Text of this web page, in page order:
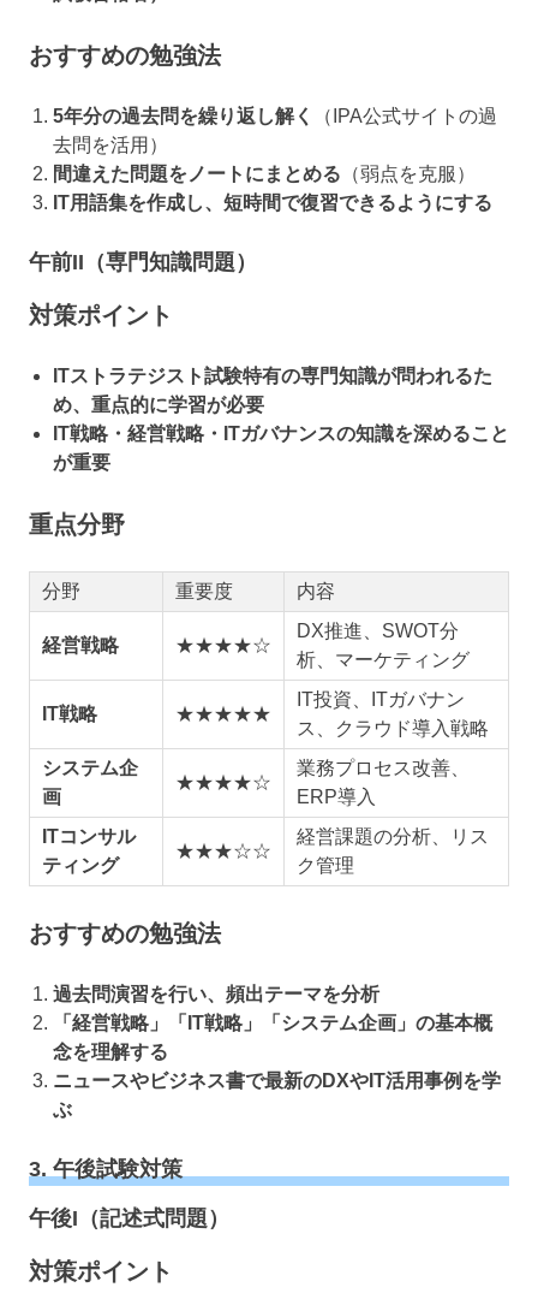
おすすめの勉強法
5年分の過去問を繰り返し解く
（IPA公式サイトの過
去問を活用）
間違えた問題をノートにまとめる （弱点を克服）
IT用語集を作成し、短時間で復習できるようにする
午前II（専門知識問題）
対策ポイント
ITストラテジスト試験特有の専門知識が問われるた
め、重点的に学習が必要
IT戦略・経営戦略・ITガバナンスの知識を深めること
が重要
重点分野
分野 重要度 内容
経営戦略 ★★★★☆
DX推進、SWOT分
析、マーケティング
IT戦略 ★★★★★
IT投資、ITガバナン
ス、クラウド導入戦略
システム企
画
★★★★☆
業務プロセス改善、
ERP導入
ITコンサル
ティング
★★★☆☆
経営課題の分析、リス
ク管理
おすすめの勉強法
過去問演習を行い、頻出テーマを分析
「経営戦略」「IT戦略」「システム企画」の基本概
念を理解する
ニュースやビジネス書で最新のDXやIT活用事例を学
ぶ
3. 午後試験対策
午後I（記述式問題）
対策ポイント